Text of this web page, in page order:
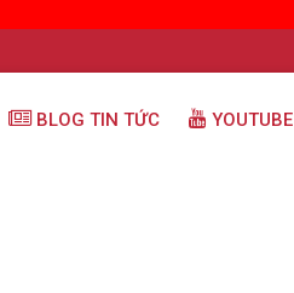
BLOG TIN TỨC YOUTUBE